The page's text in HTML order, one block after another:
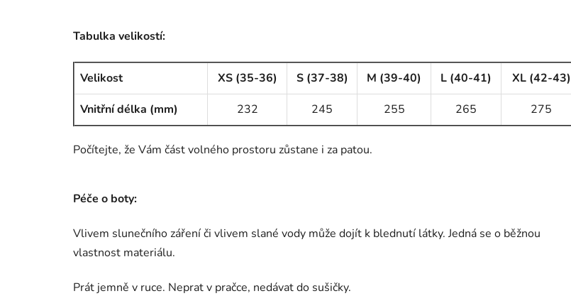
Tabulka velikostí:
Velikost XS (35-36) S (37-38) M (39-40) L (40-41)
XL (42-43)
Vnitřní délka (mm)
232 245 255 265 275
Počítejte, že Vám část volného prostoru zůstane i za patou.
Péče o boty:
Vlivem slunečního záření či vlivem slané vody může dojít k blednutí látky. Jedná se o běžnou
vlastnost materiálu.
Prát jemně v ruce. Neprat v pračce, nedávat do sušičky.